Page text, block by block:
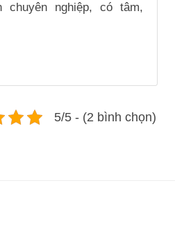
chuyên nghiệp, có tâm,
5/5 - (2 bình chọn)